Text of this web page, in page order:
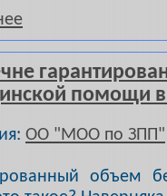
помощи в
ОО "МОО по ЗПП"
объем